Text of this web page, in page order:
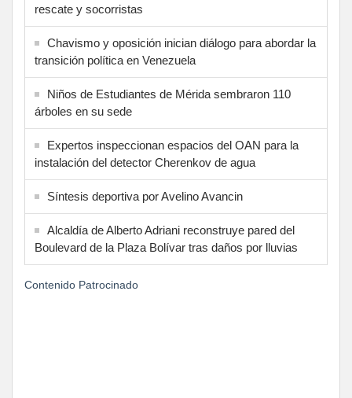
rescate y socorristas
Chavismo y oposición inician diálogo para abordar la
transición política en Venezuela
Niños de Estudiantes de Mérida sembraron 110
árboles en su sede
Expertos inspeccionan espacios del OAN para la
instalación del detector Cherenkov de agua
Síntesis deportiva por Avelino Avancin
Alcaldía de Alberto Adriani reconstruye pared del
Boulevard de la Plaza Bolívar tras daños por lluvias
Contenido Patrocinado